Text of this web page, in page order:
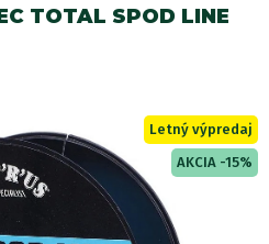
TOTAL SPOD LINE
Letný výpredaj
AKCIA -15%